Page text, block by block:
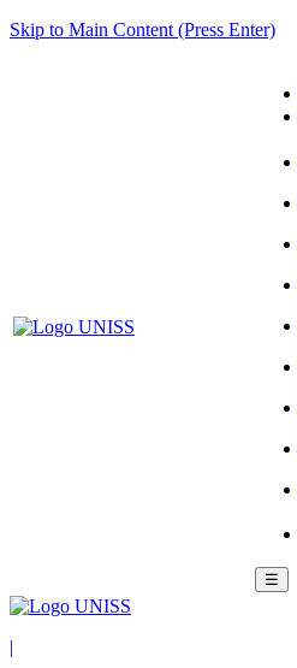
Skip to Main Content (Press Enter)
☰
|